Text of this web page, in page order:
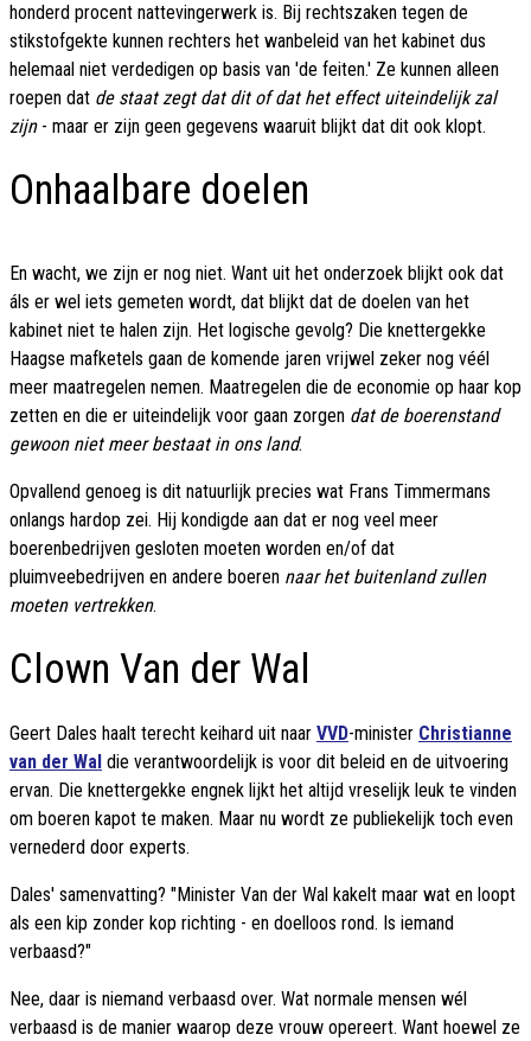
honderd procent nattevingerwerk is. Bij rechtszaken tegen de
stikstofgekte kunnen rechters het wanbeleid van het kabinet dus
helemaal niet verdedigen op basis van 'de feiten.' Ze kunnen alleen
roepen dat de staat zegt dat dit of dat het effect uiteindelijk zal
zijn - maar er zijn geen gegevens waaruit blijkt dat dit ook klopt.
Onhaalbare doelen
En wacht, we zijn er nog niet. Want uit het onderzoek blijkt ook dat
áls er wel iets gemeten wordt, dat blijkt dat de doelen van het
kabinet niet te halen zijn. Het logische gevolg? Die knettergekke
Haagse mafketels gaan de komende jaren vrijwel zeker nog véél
meer maatregelen nemen. Maatregelen die de economie op haar kop
zetten en die er uiteindelijk voor gaan zorgen dat de boerenstand
gewoon niet meer bestaat in ons land.
Opvallend genoeg is dit natuurlijk precies wat Frans Timmermans
onlangs hardop zei. Hij kondigde aan dat er nog veel meer
boerenbedrijven gesloten moeten worden en/of dat
pluimveebedrijven en andere boeren naar het buitenland zullen
moeten vertrekken.
Clown Van der Wal
Geert Dales haalt terecht keihard uit naar VVD-minister Christianne
van der Wal die verantwoordelijk is voor dit beleid en de uitvoering
ervan. Die knettergekke engnek lijkt het altijd vreselijk leuk te vinden
om boeren kapot te maken. Maar nu wordt ze publiekelijk toch even
vernederd door experts.
Dales' samenvatting? "Minister Van der Wal kakelt maar wat en loopt
als een kip zonder kop richting - en doelloos rond. Is iemand
verbaasd?"
Nee, daar is niemand verbaasd over. Wat normale mensen wél
verbaasd is de manier waarop deze vrouw opereert. Want hoewel ze